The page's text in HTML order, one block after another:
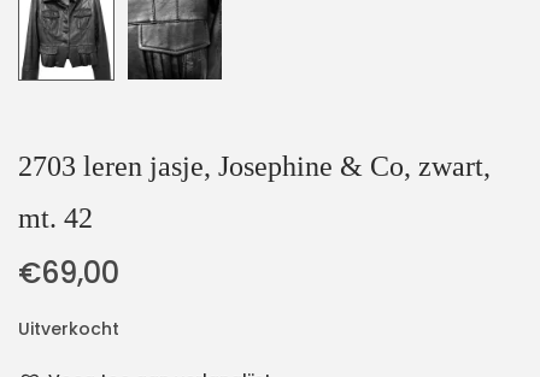
2703 leren jasje, Josephine & Co, zwart,
mt. 42
€69,00
Uitverkocht